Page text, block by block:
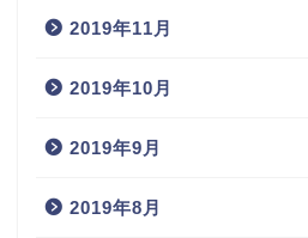
2019年11月
2019年10月
2019年9月
2019年8月